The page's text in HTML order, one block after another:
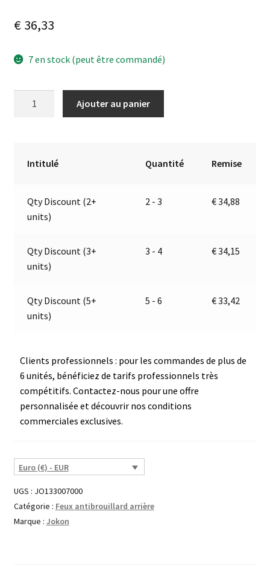
€36,33
7 en stock (peut être commandé)
32V
0003036
Ajouter au panier
Intitulé Quantité Remise
Qty Discount (2+
units)
2 - 3 €34,88
Qty Discount (3+
units)
3 - 4 €34,15
Qty Discount (5+
units)
5 - 6 €33,42
Clients professionnels : pour les commandes de plus de
6 unités, bénéficiez de tarifs professionnels très
compétitifs. Contactez-nous pour une offre
personnalisée et découvrir nos conditions
commerciales exclusives.
Euro (€) - EUR
UGS : JO133007000
Catégorie : Feux antibrouillard arrière
Marque : Jokon